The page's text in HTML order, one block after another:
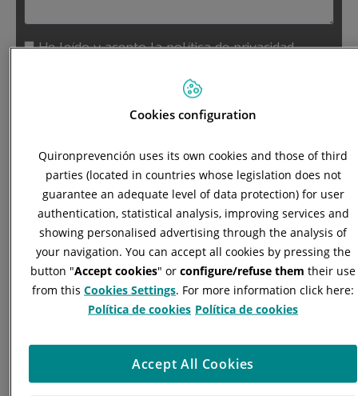
He leído y acepto lapolítica de privacidad.
Solicitar información
Este servicio permite gestionar de forma
centralizada la documentación necesaria para la
CAE de transportistas, facilitando el control de
para así como los requerimientos específicos
establecidos por cada cliente para acceder a sus
Cookies configuration
Quironprevención uses its own cookies and those of third
parties (located in countries whose legislation does not
guarantee an adequate level of data protection) for user
authentication, statistical analysis, improving services and
showing personalised advertising through the analysis of
your navigation. You can accept all cookies by pressing the
button "Accept cookies" or configure/refuse them their use
from this Cookies Settings. For more information click here:
Política de cookies Política de cookies
Accept All Cookies